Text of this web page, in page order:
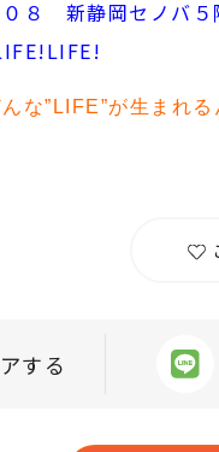
０８ 新静岡セノバ５
な”LIFE”が生まれ
する